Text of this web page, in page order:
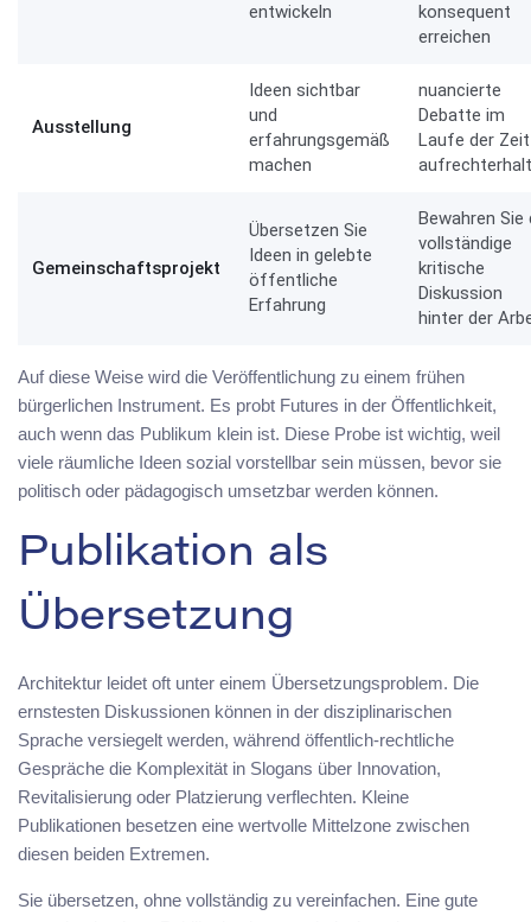
entwickeln
konsequent
erreichen
Ausstellung
Ideen sichtbar
und
erfahrungsgemäß
machen
nuancierte
Debatte im
Laufe der Zeit
Gemeinschaftsprojekt
Übersetzen Sie
Ideen in gelebte
öffentliche
Erfahrung
Bewahren Sie
vollständige
kritische
Diskussion
hinter der
Auf diese Weise wird die Veröffentlichung zu einem frühen
bürgerlichen Instrument. Es probt Futures in der Öffentlichkeit,
auch wenn das Publikum klein ist. Diese Probe ist wichtig, weil
viele räumliche Ideen sozial vorstellbar sein müssen, bevor sie
politisch oder pädagogisch umsetzbar werden können.
Publikation als
Übersetzung
Architektur leidet oft unter einem Übersetzungsproblem. Die
ernstesten Diskussionen können in der disziplinarischen
Sprache versiegelt werden, während öffentlich-rechtliche
Gespräche die Komplexität in Slogans über Innovation,
Revitalisierung oder Platzierung verflechten. Kleine
Publikationen besetzen eine wertvolle Mittelzone zwischen
diesen beiden Extremen.
Sie übersetzen, ohne vollständig zu vereinfachen. Eine gute